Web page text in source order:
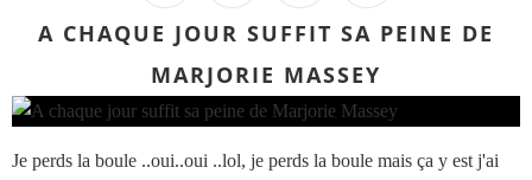
A CHAQUE JOUR SUFFIT SA PEINE DE
MARJORIE MASSEY
Je perds la boule ..oui..oui ..lol, je perds la boule mais ça y est j'ai